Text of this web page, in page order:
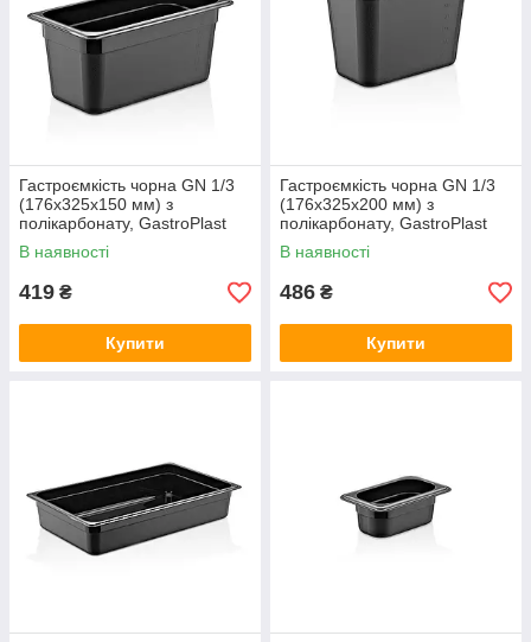
Гастроємкість чорна GN 1/3
(176х325х150 мм) з
полікарбонату, GastroPlast
В наявності
419 ₴
Купити
Гастроємкість чорна GN 1/3
(176х325х200 мм) з
полікарбонату, GastroPlast
В наявності
486 ₴
Купити